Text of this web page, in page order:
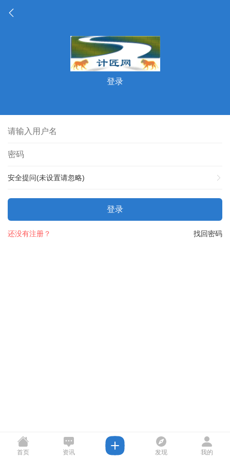
登录
安全提问(未设置请忽略)
登录
找回密码
还没有注册？
首页 资讯 发现 我的